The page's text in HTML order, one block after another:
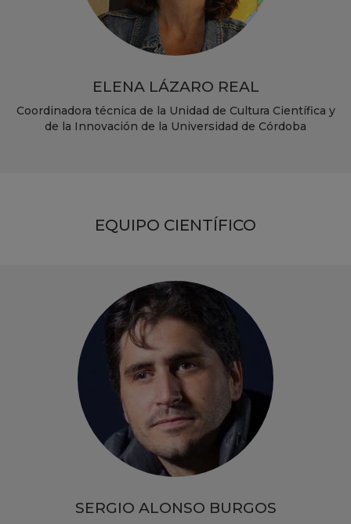
ELENA LÁZARO REAL
Coordinadora técnica de la Unidad de Cultura Científica y
de la Innovación de la Universidad de Córdoba
EQUIPO CIENTÍFICO
SERGIO ALONSO BURGOS